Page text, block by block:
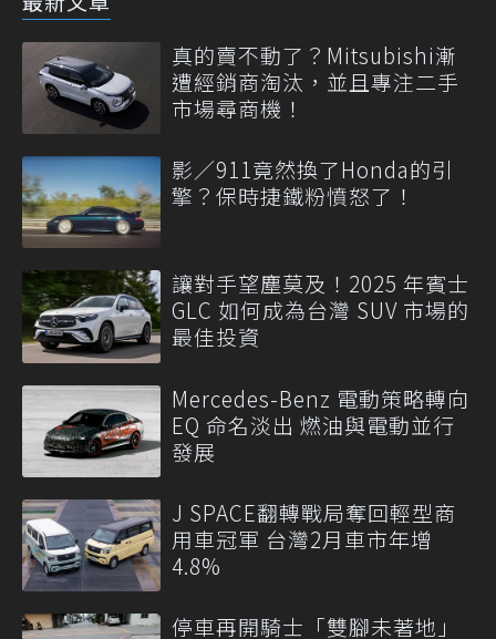
真的賣不動了？Mitsubishi漸
遭經銷商淘汰，並且專注二手
市場尋商機！
影／911竟然換了Honda的引
擎？保時捷鐵粉憤怒了！
讓對手望塵莫及！2025 年賓士
GLC 如何成為台灣 SUV 市場的
最佳投資
Mercedes-Benz 電動策略轉向
EQ 命名淡出 燃油與電動並行
發展
J SPACE翻轉戰局奪回輕型商
用車冠軍 台灣2月車市年增
4.8%
停車再開騎士「雙腳未著地」